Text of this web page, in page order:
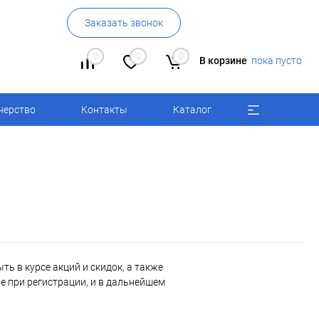
Заказать звонок
0 0 0 В корзине пока пусто
Контакты Каталог
в курсе акций и скидок, а также
при регистрации, и в дальнейшем